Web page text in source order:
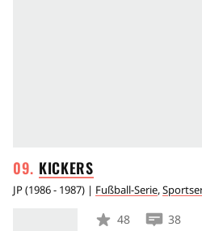
KICKERS
JP(1986 - 1987) | Fußball-Serie,
48
38